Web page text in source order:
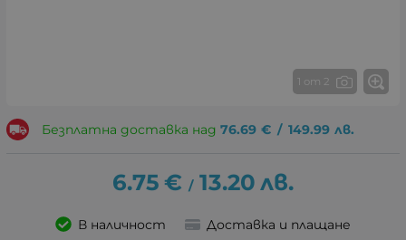
1 от 2
Безплатна доставка над 76.69 € / 149.99 лв.
6.75 € / 13.20 лв.
В наличност Доставка и плащане